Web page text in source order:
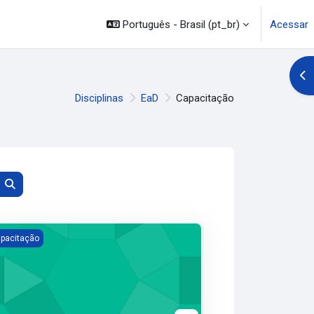
Português - Brasil ‎(pt_br)‎ Acessar
Disciplinas EaD Capacitação
Buscar disciplinas
Buscar disciplinas
DEAD
para Alunos (projeto PICEI)